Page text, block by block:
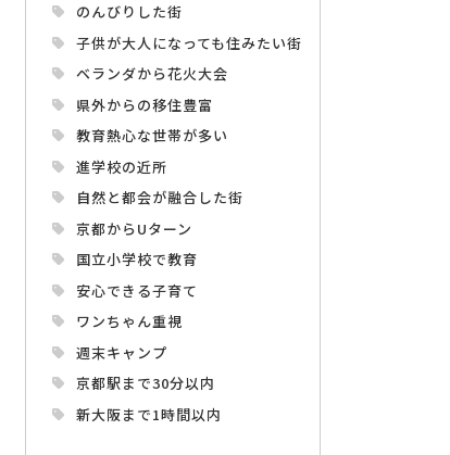
のんびりした街
子供が大人になっても住みたい街
ベランダから花火大会
県外からの移住豊富
教育熱心な世帯が多い
進学校の近所
自然と都会が融合した街
京都からUターン
国立小学校で教育
安心できる子育て
ワンちゃん重視
週末キャンプ
京都駅まで30分以内
新大阪まで1時間以内